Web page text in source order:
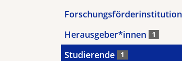
Forschungsförderinstitution
Herausgeber*innen 1
Studierende 1